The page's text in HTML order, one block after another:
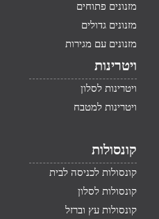
מזנונים פתוחים
מזנונים גדולים
מזנונים עם מגירות
ויטרינות
ויטרינות לסלון
ויטרינות למטבח
קונסולות
קונסולות לכניסה לבית
קונסולות לסלון
קונסולות עץ וברזל